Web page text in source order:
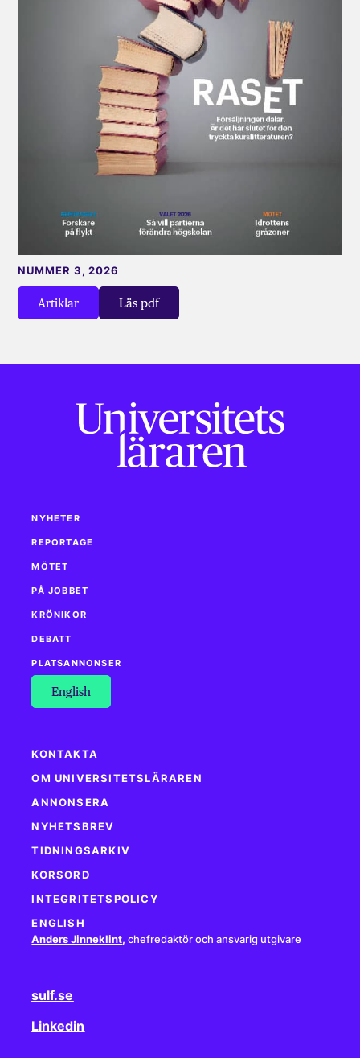
Artiklar Läs pdf
NUMMER 3, 2026
NYHETER
REPORTAGE
MÖTET
PÅ JOBBET
KRÖNIKOR
DEBATT
PLATSANNONSER
English
KONTAKTA
OM UNIVERSITETSLÄRAREN
ANNONSERA
NYHETSBREV
TIDNINGSARKIV
KORSORD
INTEGRITETSPOLICY
ENGLISH
Anders Jinneklint, chefredaktör och ansvarig utgivare
sulf.se
Linkedin